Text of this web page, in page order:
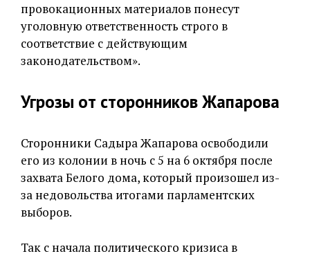
провокационных материалов понесут
уголовную ответственность строго в
соответствие с действующим
законодательством».
Угрозы от сторонников Жапарова
Сторонники Садыра Жапарова освободили
его из колонии в ночь с 5 на 6 октября после
захвата Белого дома, который произошел из-
за недовольства итогами парламентских
выборов.
Так с начала политического кризиса в